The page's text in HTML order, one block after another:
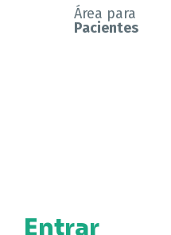
Área para
Pacientes
Entrar